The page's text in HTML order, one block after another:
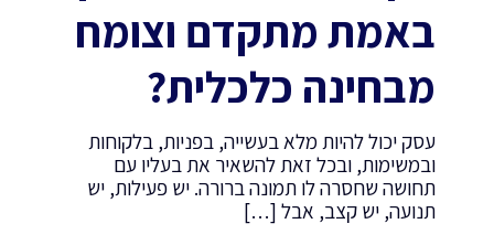
באמת מתקדם וצומח
מבחינה כלכלית?
עסק יכול להיות מלא בעשייה, בפניות, בלקוחות
ובמשימות, ובכל זאת להשאיר את בעליו עם
תחושה שחסרה לו תמונה ברורה. יש פעילות, יש
תנועה, יש קצב, אבל […]